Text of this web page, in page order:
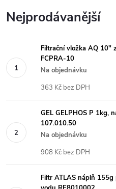
Nejprodávanější
Filtrační vložka AQ 10"
FCPRA-10
Na objednávku
363 Kč bez DPH
GEL GELPHOS P 1kg,
107.010.50
Na objednávku
908 Kč bez DPH
Filtr ATLAS náplň